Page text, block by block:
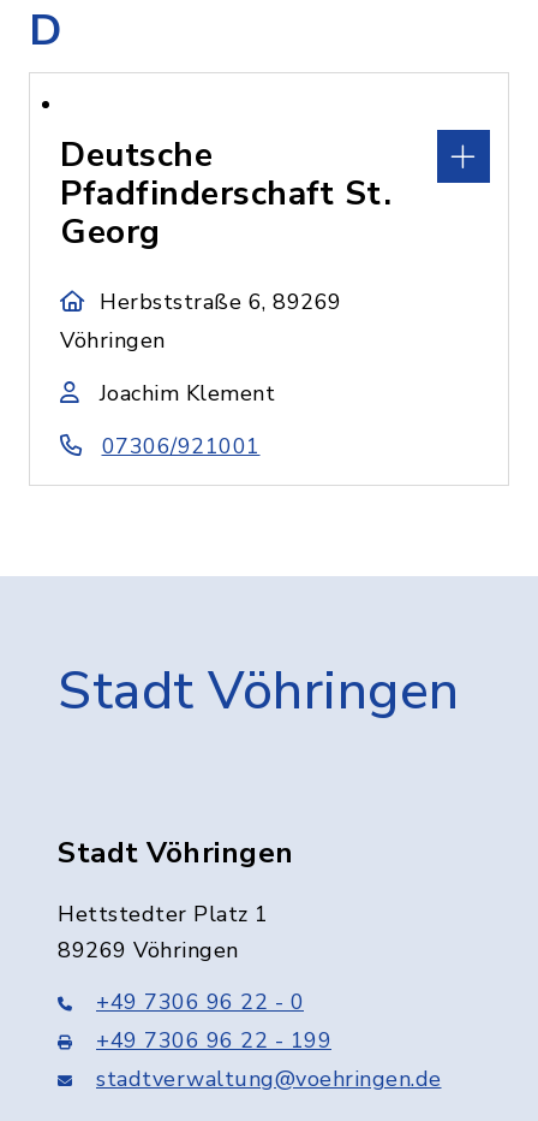
D
Deutsche
Pfadfinderschaft St.
Georg
Herbststraße 6, 89269
Vöhringen
Joachim Klement
07306/921001
Stadt Vöhringen
Stadt Vöhringen
Hettstedter Platz 1
89269 Vöhringen
+49 7306 96 22 - 0
+49 7306 96 22 - 199
stadtverwaltung@voehringen.de